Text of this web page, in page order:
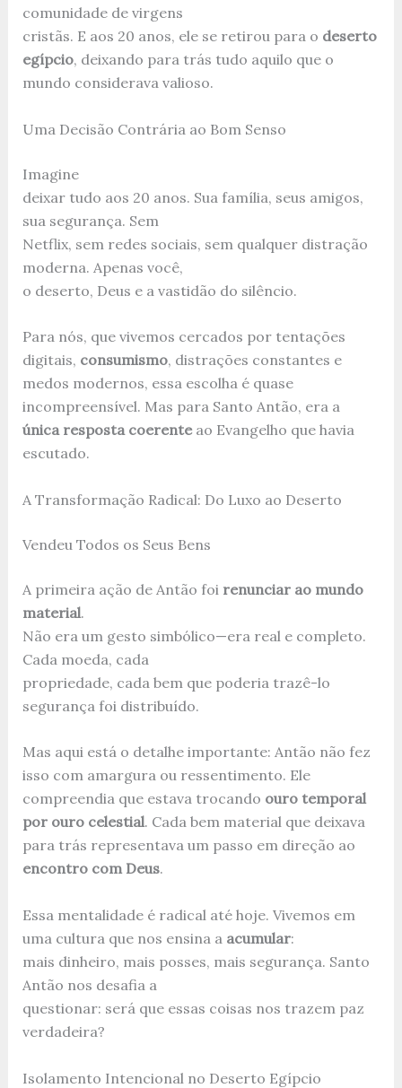
comunidade de virgens
cristãs. E aos 20 anos, ele se retirou para o deserto
egípcio, deixando para trás tudo aquilo que o
mundo considerava valioso.
Uma Decisão Contrária ao Bom Senso
Imagine
deixar tudo aos 20 anos. Sua família, seus amigos,
sua segurança. Sem
Netflix, sem redes sociais, sem qualquer distração
moderna. Apenas você,
o deserto, Deus e a vastidão do silêncio.
Para nós, que vivemos cercados por tentações
digitais, consumismo, distrações constantes e
medos modernos, essa escolha é quase
incompreensível. Mas para Santo Antão, era a
única resposta coerenteao Evangelho que havia
escutado.
A Transformação Radical: Do Luxo ao Deserto
Vendeu Todos os Seus Bens
A primeira ação de Antão foi renunciar ao mundo
material.
Não era um gesto simbólico—era real e completo.
Cada moeda, cada
propriedade, cada bem que poderia trazê-lo
segurança foi distribuído.
Mas aqui está o detalhe importante: Antão não fez
isso com amargura ou ressentimento. Ele
compreendia que estava trocando ouro temporal
por ouro celestial. Cada bem material que deixava
para trás representava um passo em direção ao
encontro com Deus.
Essa mentalidade é radical até hoje. Vivemos em
uma cultura que nos ensina a acumular:
mais dinheiro, mais posses, mais segurança. Santo
Antão nos desafia a
questionar: será que essas coisas nos trazem paz
verdadeira?
Isolamento Intencional no Deserto Egípcio